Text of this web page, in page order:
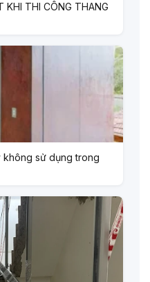
KHI THI CÔNG THANG
không sử dụng trong